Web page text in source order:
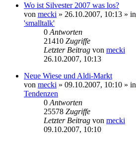
Wo ist Silvester 2007 was los?
von mecki » 26.10.2007, 10:13 » in
'smalltalk'
0 Antworten
21410 Zugriffe
Letzter Beitrag von mecki
26.10.2007, 10:13
Neue Wiese und Aldi-Markt
von mecki » 09.10.2007, 10:10 » in
Tendenzen
0 Antworten
25578 Zugriffe
Letzter Beitrag von mecki
09.10.2007, 10:10